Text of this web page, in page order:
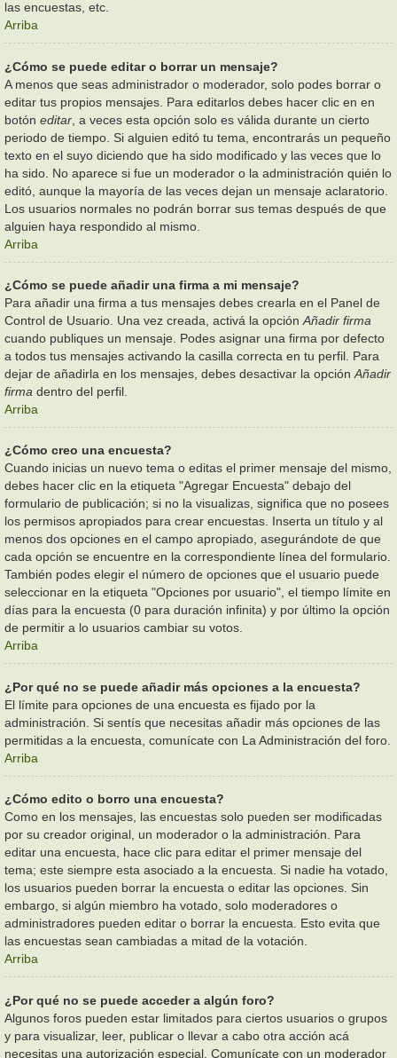
las encuestas, etc.
Arriba
¿Cómo se puede editar o borrar un mensaje?
A menos que seas administrador o moderador, solo podes borrar o
editar tus propios mensajes. Para editarlos debes hacer clic en en
botón editar , a veces esta opción solo es válida durante un cierto
periodo de tiempo. Si alguien editó tu tema, encontrarás un pequeño
texto en el suyo diciendo que ha sido modificado y las veces que lo
ha sido. No aparece si fue un moderador o la administración quién lo
editó, aunque la mayoría de las veces dejan un mensaje aclaratorio.
Los usuarios normales no podrán borrar sus temas después de que
alguien haya respondido al mismo.
Arriba
¿Cómo se puede añadir una firma a mi mensaje?
Para añadir una firma a tus mensajes debes crearla en el Panel de
Control de Usuario. Una vez creada, activá la opción Añadir firma
cuando publiques un mensaje. Podes asignar una firma por defecto
a todos tus mensajes activando la casilla correcta en tu perfil. Para
dejar de añadirla en los mensajes, debes desactivar la opción Añadir
firma dentro del perfil.
Arriba
¿Cómo creo una encuesta?
Cuando inicias un nuevo tema o editas el primer mensaje del mismo,
debes hacer clic en la etiqueta "Agregar Encuesta" debajo del
formulario de publicación; si no la visualizas, significa que no posees
los permisos apropiados para crear encuestas. Inserta un título y al
menos dos opciones en el campo apropiado, asegurándote de que
cada opción se encuentre en la correspondiente línea del formulario.
También podes elegir el número de opciones que el usuario puede
seleccionar en la etiqueta "Opciones por usuario", el tiempo límite en
días para la encuesta (0 para duración infinita) y por último la opción
de permitir a lo usuarios cambiar su votos.
Arriba
¿Por qué no se puede añadir más opciones a la encuesta?
El límite para opciones de una encuesta es fijado por la
administración. Si sentís que necesitas añadir más opciones de las
permitidas a la encuesta, comunícate con La Administración del foro.
Arriba
¿Cómo edito o borro una encuesta?
Como en los mensajes, las encuestas solo pueden ser modificadas
por su creador original, un moderador o la administración. Para
editar una encuesta, hace clic para editar el primer mensaje del
tema; este siempre esta asociado a la encuesta. Si nadie ha votado,
los usuarios pueden borrar la encuesta o editar las opciones. Sin
embargo, si algún miembro ha votado, solo moderadores o
administradores pueden editar o borrar la encuesta. Esto evita que
las encuestas sean cambiadas a mitad de la votación.
Arriba
¿Por qué no se puede acceder a algún foro?
Algunos foros pueden estar limitados para ciertos usuarios o grupos
y para visualizar, leer, publicar o llevar a cabo otra acción acá
necesitas una autorización especial. Comunícate con un moderador